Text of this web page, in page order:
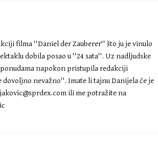
filma ''Daniel der Zauberer'' što ju je vinulo
dobila posao u ''24 sata''. Uz nadljudske
napokon pristupila redakciji
nevažno''. Imate li tajnu Danijela će je
ili me potražite na